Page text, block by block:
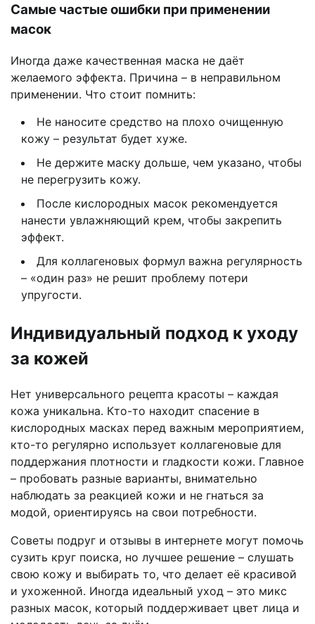
Самые частые ошибки при применении
масок
Иногда даже качественная маска не даёт
желаемого эффекта. Причина – в неправильном
применении. Что стоит помнить:
Не наносите средство на плохо очищенную
кожу – результат будет хуже.
Не держите маску дольше, чем указано, чтобы
не перегрузить кожу.
После кислородных масок рекомендуется
нанести увлажняющий крем, чтобы закрепить
эффект.
Для коллагеновых формул важна регулярность
– «один раз» не решит проблему потери
упругости.
Индивидуальный подход к уходу
за кожей
Нет универсального рецепта красоты – каждая
кожа уникальна. Кто-то находит спасение в
кислородных масках перед важным мероприятием,
кто-то регулярно использует коллагеновые для
поддержания плотности и гладкости кожи. Главное
– пробовать разные варианты, внимательно
наблюдать за реакцией кожи и не гнаться за
модой, ориентируясь на свои потребности.
Советы подруг и отзывы в интернете могут помочь
сузить круг поиска, но лучшее решение – слушать
свою кожу и выбирать то, что делает её красивой
и ухоженной. Иногда идеальный уход – это микс
разных масок, который поддерживает цвет лица и